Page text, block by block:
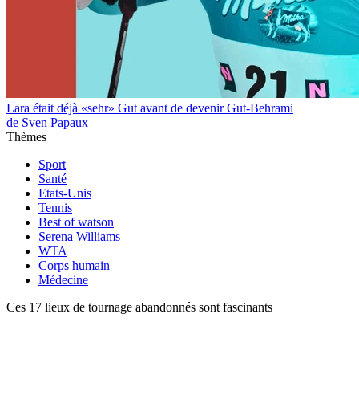
Lara était déjà «sehr» Gut avant de devenir Gut-Behrami
de Sven Papaux
Thèmes
Sport
Santé
Etats-Unis
Tennis
Best of watson
Serena Williams
WTA
Corps humain
Médecine
Ces 17 lieux de tournage abandonnés sont fascinants